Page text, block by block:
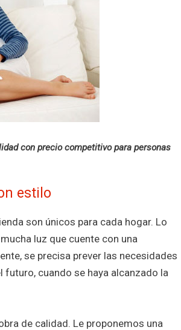
con precio competitivo para personas
estilo
son únicos para cada hogar. Lo
luz que cuente con una
se precisa prever las necesidades
cuando se haya alcanzado la
de calidad. Le proponemos una